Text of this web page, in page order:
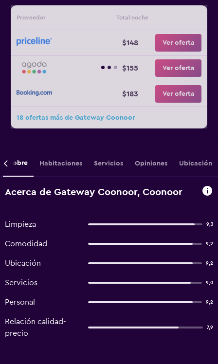
Proveedor Total noche
$148 Ver oferta
$155 Ver oferta
$183 Ver oferta
18 ofertas más de Gateway Coonoor
Sobre Habitaciones Servicios Opiniones Ubicación
Acerca de Gateway Coonoor, Coonoor
Limpieza 9,3
Comodidad 9,2
Ubicación 9,2
Servicios 9,0
Personal 9,2
Relación calidad-
precio
7,9